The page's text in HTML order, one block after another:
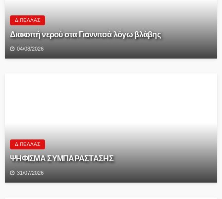
Δ.ΠΈΛΛΑΣ
Διακοπή νερού στα Γιαννιτσά λόγω βλάβης
04/08/2026
Δ.ΠΈΛΛΑΣ
ΨΗΦΙΣΜΑ ΣΥΜΠΑΡΑΣΤΑΣΗΣ
31/07/2026